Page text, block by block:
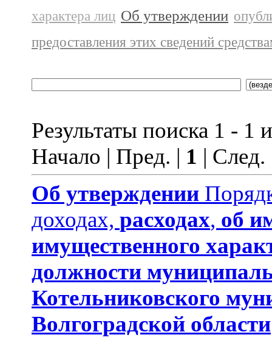
характера лиц Об утверждении
предоставления этих сведений
Результаты поиска 1 - 1
Начало | Пред. | 1 |
Об утверждении
доходах, расходах, об
имущественного
должности
Котельниковского
Волгоградской области